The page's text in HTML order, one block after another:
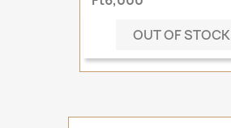
OUT OF STOCK